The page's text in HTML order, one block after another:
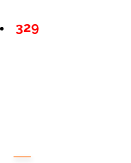
329